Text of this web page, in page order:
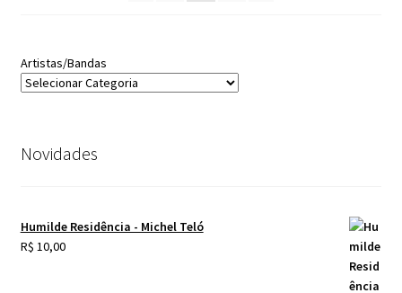
Artistas/Bandas
Novidades
Humilde Residência - Michel Teló
R$ 10,00